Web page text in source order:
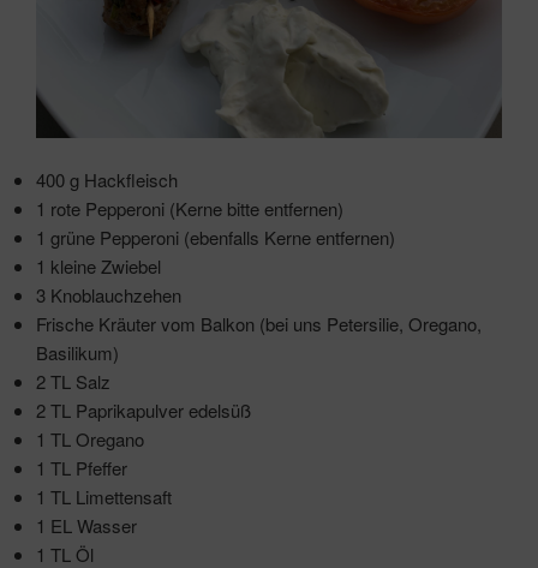
400 g Hackfleisch
1 rote Pepperoni (Kerne bitte entfernen)
1 grüne Pepperoni (ebenfalls Kerne entfernen)
1 kleine Zwiebel
3 Knoblauchzehen
Frische Kräuter vom Balkon (bei uns Petersilie, Oregano,
Basilikum)
2 TL Salz
2 TL Paprikapulver edelsüß
1 TL Oregano
1 TL Pfeffer
1 TL Limettensaft
1 EL Wasser
1 TL Öl